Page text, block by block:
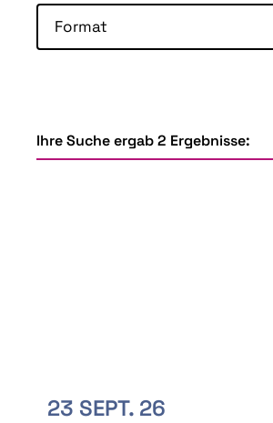
Format
Ihre Suche ergab 2 Ergebnisse:
23 SEPT. 26